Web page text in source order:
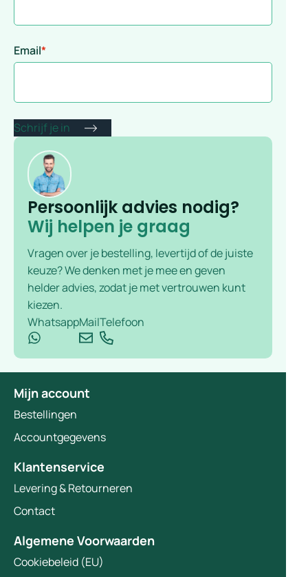
Email*
Persoonlijk advies nodig?
Wij helpen je graag
Vragen over je bestelling, levertijd of de juiste
keuze? We denken met je mee en geven
helder advies, zodat je met vertrouwen kunt
kiezen.
WhatsappMailTelefoon
Mijn account
Bestellingen
Accountgegevens
Klantenservice
Levering & Retourneren
Contact
Algemene Voorwaarden
Cookiebeleid (EU)